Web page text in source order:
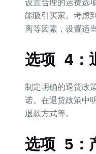
设置合理的运费选
能吸引买家。考虑
离等因素，设置适
选项 4：
制定明确的退货政
诺。在退货政策中
退款方式等。
选项 5：